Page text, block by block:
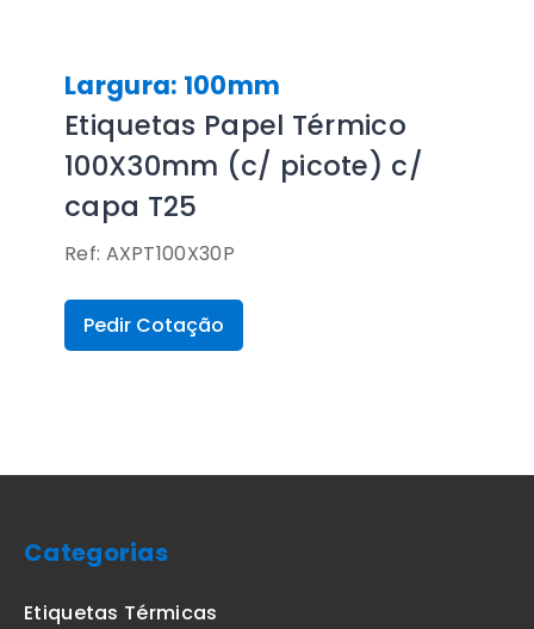
Largura: 100mm
Etiquetas Papel Térmico
100X30mm (c/ picote) c/
capa T25
Ref: AXPT100X30P
Pedir Cotação
Categorias
Etiquetas Térmicas